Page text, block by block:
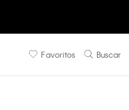
Favoritos Buscar